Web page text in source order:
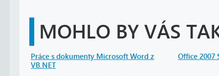
MOHLO BY VÁS
Práce s dokumenty Microsoft Word z
VB.NET
Office 2007